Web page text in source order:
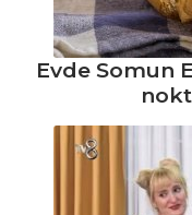
Dil Balığı Tarifi,
Nasıl Yapılır?
Karadeniz
Nasıl Yapılır?
Çiğ Palamut
Tarifi, Nasıl
Evde Somun